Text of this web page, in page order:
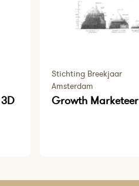
Stichting Breekjaar
Amsterdam
Growth Marketeer